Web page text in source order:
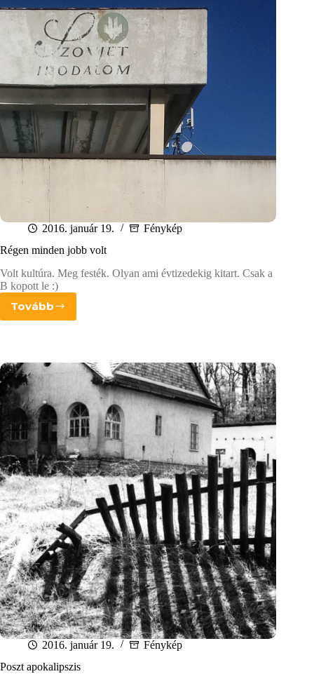
2016. január 19.
Fénykép
Régen minden jobb volt
Volt kultúra. Meg festék. Olyan ami évtizedekig kitart. Csak a
B kopott le :)
TovábbRégen
2016. január 19.
Fénykép
Poszt apokalipszis